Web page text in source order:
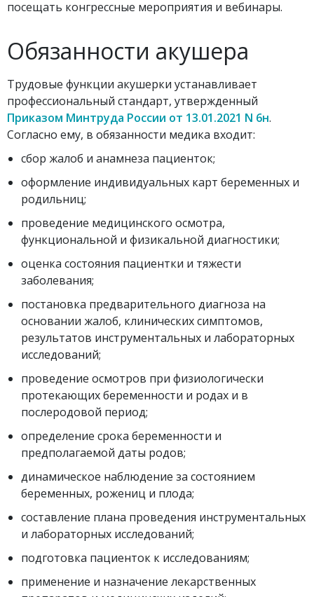
посещать конгрессные мероприятия и вебинары.
Обязанности акушера
Трудовые функции акушерки устанавливает
профессиональный стандарт, утвержденный
Приказом Минтруда России от 13.01.2021 N 6н.
Согласно ему, в обязанности медика входит:
сбор жалоб и анамнеза пациенток;
оформление индивидуальных карт беременных и
родильниц;
проведение медицинского осмотра,
функциональной и физикальной диагностики;
оценка состояния пациентки и тяжести
заболевания;
постановка предварительного диагноза на
основании жалоб, клинических симптомов,
результатов инструментальных и лабораторных
исследований;
проведение осмотров при физиологически
протекающих беременности и родах и в
послеродовой период;
определение срока беременности и
предполагаемой даты родов;
динамическое наблюдение за состоянием
беременных, рожениц и плода;
составление плана проведения инструментальных
и лабораторных исследований;
подготовка пациенток к исследованиям;
применение и назначение лекарственных